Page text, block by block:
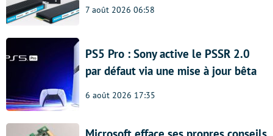
7 août 2026 06:58
PS5 Pro : Sony active le PSSR 2.0
par défaut via une mise à jour bêta
6 août 2026 17:35